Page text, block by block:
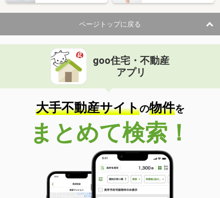
ページトップに戻る
goo住宅・不動産
アプリ
大手不動産サイトの物件を
まとめて検索！